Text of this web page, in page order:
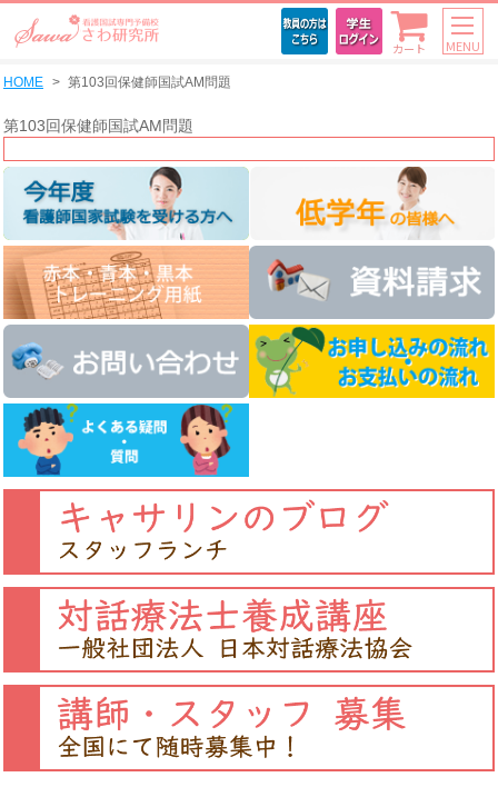
カート MENU
HOME 第103回保健師国試AM問題
第103回保健師国試AM問題